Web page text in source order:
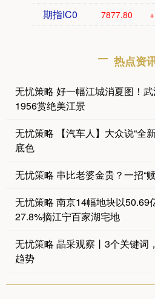
期指IC0 7877.80
热点资
无忧策略 好一幅江城消夏图！
1956赏绝美江景
无忧策略 【汽车人】大众说“全
底色
无忧策略 串比老婆金贵？一招“
无忧策略 南京14幅地块以50.69
27.8%摘江宁百家湖宅地
无忧策略 晶采观察丨3个关键词
趋势